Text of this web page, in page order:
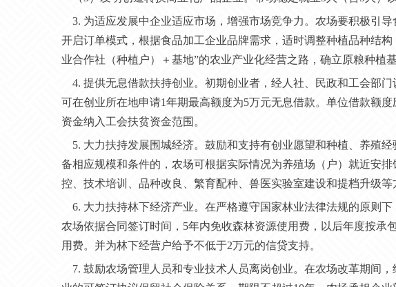
3. 为适应发展中企业适应市场，增强市场竞争力。农场要积极引
开启订单模式，根据食品加工企业品牌需求，适时调整种植品种结
业合作社（种植户）＋基地”的农业产业化经营之路，确立原粮种植
4. 提供无息借款扶持创业。初期创业者，经人社、民政和工会部
可在创业所在地申请1年期最高额度为5万元无息借款。单位借款额
资金纳入工会扶贫资金范围。
5. 大力扶持发展围城经济。鼓励和支持有创业愿望和种植、养殖
备相应规模和条件的，农场可根据实际情况为养殖场（户）就近安
控、技术培训、品种改良、繁育配种、兽医实验室建设和提档升级等
6. 大力扶持林下经济产业。在严格遵守国家林业法律法规的原则
农场依据合同签订时间，5年内免收森林资源使用费，以后年度按承
用费。并为林下经营户给予不低于2万元的信贷支持。
7. 鼓励农场管理人员和专业技术人员离岗创业。在农场改革期间